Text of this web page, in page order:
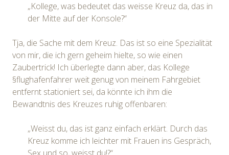
„Kollege, was bedeutet das weisse Kreuz da, das in
der Mitte auf der Konsole?“
Tja, die Sache mit dem Kreuz. Das ist so eine Spezialität
von mir, die ich gern geheim hielte, so wie einen
Zaubertrick! Ich überlegte dann aber, das Kollege
§flughafenfahrer weit genug von meinem Fahrgebiet
entfernt stationiert sei, da könnte ich ihm die
Bewandtnis des Kreuzes ruhig offenbaren:
„Weisst du, das ist ganz einfach erklärt. Durch das
Kreuz komme ich leichter mit Frauen ins Gespräch,